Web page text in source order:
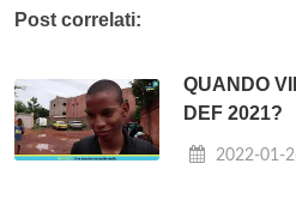
Post correlati:
QUANDO
DEF 2021?
2022-01-